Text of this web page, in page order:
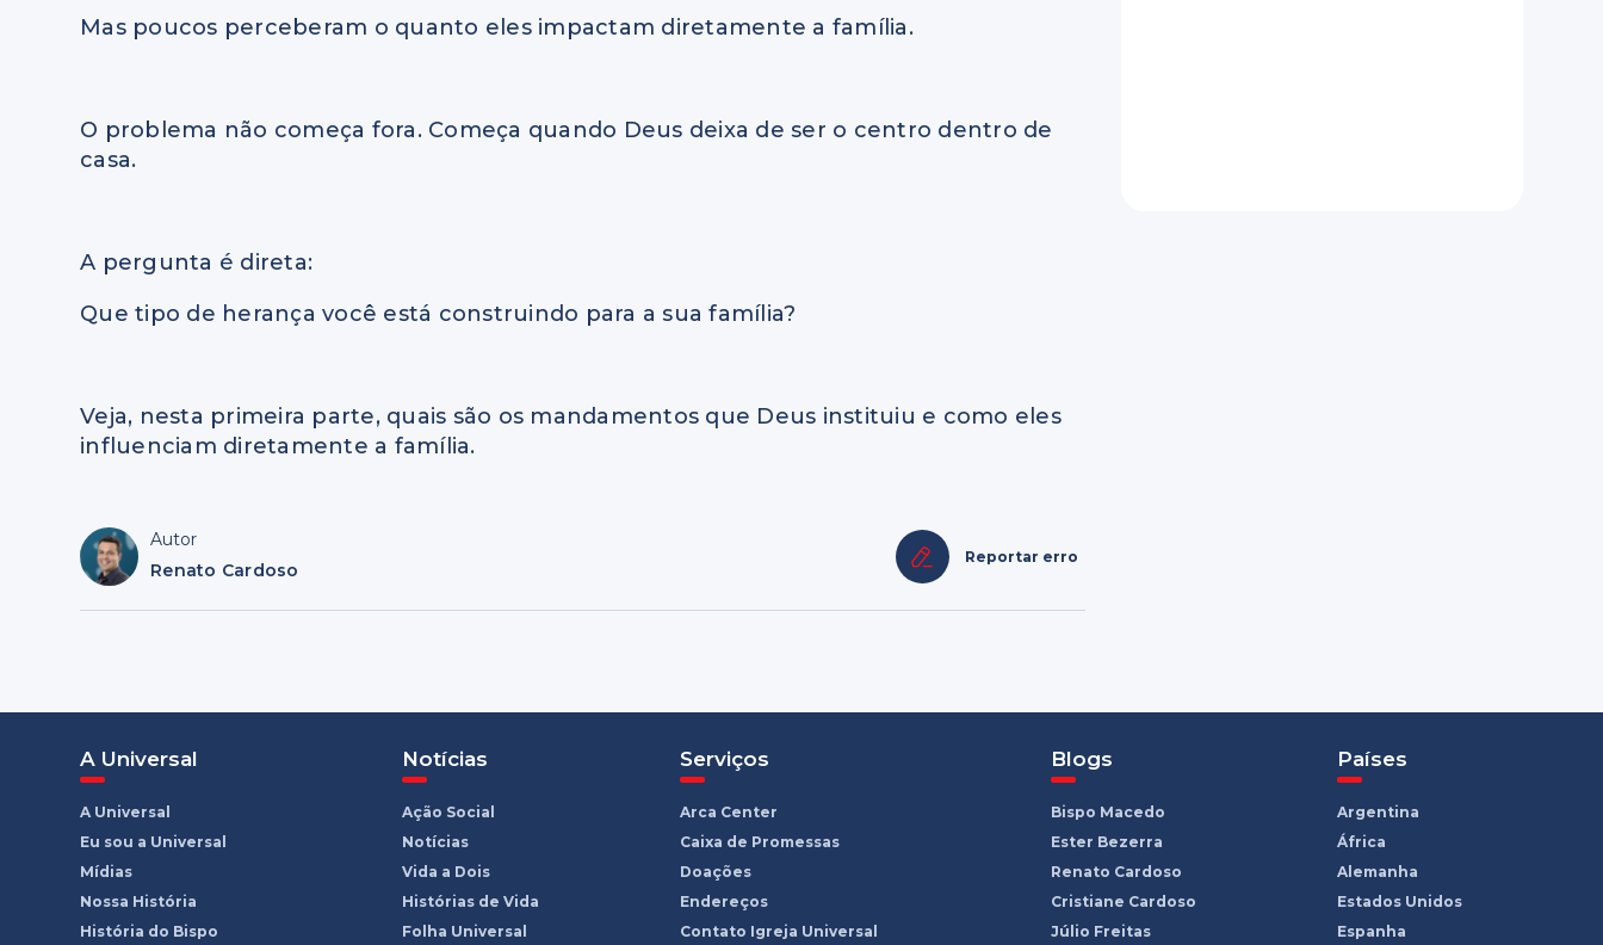
Mas poucos perceberam o quanto eles impactam diretamente a família.
O problema não começa fora. Começa quando Deus deixa de ser o centro dentro de
casa.
A pergunta é direta:
Que tipo de herança você está construindo para a sua família?
Veja, nesta primeira parte, quais são os mandamentos que Deus instituiu e como eles
influenciam diretamente a família.
Autor
Renato Cardoso
Reportar erro
A Universal
A Universal
Eu sou a Universal
Mídias
Nossa História
História do Bispo
Notícias
Ação Social
Notícias
Vida a Dois
Histórias de Vida
Folha Universal
Serviços
Arca Center
Caixa de Promessas
Doações
Endereços
Contato Igreja Universal
Blogs
Bispo Macedo
Ester Bezerra
Renato Cardoso
Cristiane Cardoso
Júlio Freitas
Países
Argentina
África
Alemanha
Estados Unidos
Espanha